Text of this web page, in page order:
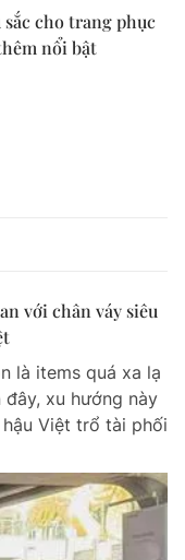
cho trang phục
nổi bật
với chân váy siêu
là items quá xa lạ
xu hướng này
Việt trổ tài phối